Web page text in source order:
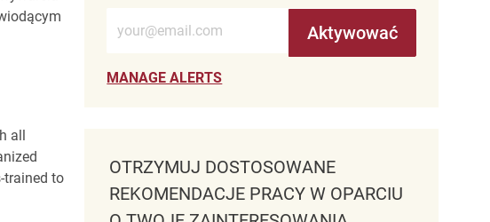
all
trained to
Wprowadź adres e-mail (wymagane)
Aktywować
MANAGE ALERTS
OTRZYMUJ DOSTOSOWANE
REKOMENDACJE PRACY W OPARCIU